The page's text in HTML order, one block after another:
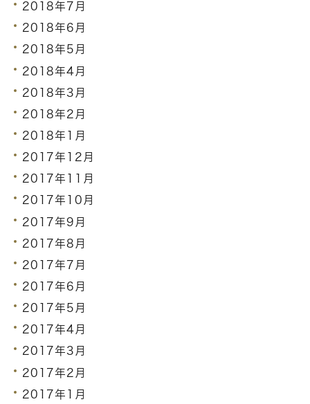
2018年7月
2018年6月
2018年5月
2018年4月
2018年3月
2018年2月
2018年1月
2017年12月
2017年11月
2017年10月
2017年9月
2017年8月
2017年7月
2017年6月
2017年5月
2017年4月
2017年3月
2017年2月
2017年1月